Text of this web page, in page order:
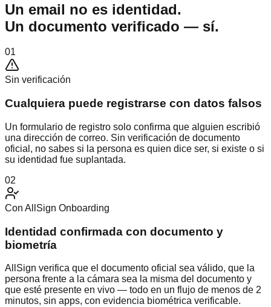
Un email no es identidad.
Un documento verificado — sí.
01
Sin verificación
Cualquiera puede registrarse con datos falsos
Un formulario de registro solo confirma que alguien escribió
una dirección de correo. Sin verificación de documento
oficial, no sabes si la persona es quien dice ser, si existe o si
su identidad fue suplantada.
02
Con AllSign Onboarding
Identidad confirmada con documento y
biometría
AllSign verifica que el documento oficial sea válido, que la
persona frente a la cámara sea la misma del documento y
que esté presente en vivo — todo en un flujo de menos de 2
minutos, sin apps, con evidencia biométrica verificable.